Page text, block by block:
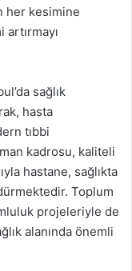
her kesimine
sağlık
hasta
tıbbi
kadrosu, kaliteli
hastane, sağlıkta
Toplum
projeleriyle de
alanında önemli